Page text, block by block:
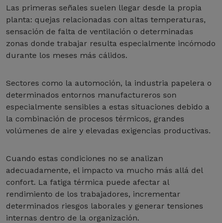
Las primeras señales suelen llegar desde la propia
planta: quejas relacionadas con altas temperaturas,
sensación de falta de ventilación o determinadas
zonas donde trabajar resulta especialmente incómodo
durante los meses más cálidos.
Sectores como la automoción, la industria papelera o
determinados entornos manufactureros son
especialmente sensibles a estas situaciones debido a
la combinación de procesos térmicos, grandes
volúmenes de aire y elevadas exigencias productivas.
Cuando estas condiciones no se analizan
adecuadamente, el impacto va mucho más allá del
confort. La fatiga térmica puede afectar al
rendimiento de los trabajadores, incrementar
determinados riesgos laborales y generar tensiones
internas dentro de la organización.